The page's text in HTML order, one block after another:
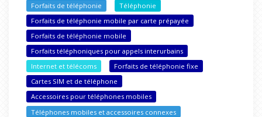
Forfaits de téléphonie
Téléphonie
Forfaits de téléphonie mobile par carte prépayée
Forfaits de téléphonie mobile
Forfaits téléphoniques pour appels interurbains
Internet et télécoms
Forfaits de téléphonie fixe
Cartes SIM et de téléphone
Accessoires pour téléphones mobiles
Téléphones mobiles et accessoires connexes